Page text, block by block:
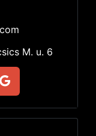
M. u. 6